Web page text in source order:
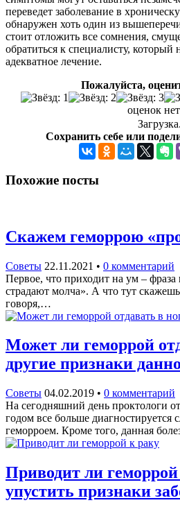
переведет заболевание в
обнаружен хоть один из
стоит отложить все сомнения,
обратиться к специалисту, который
адекватное лечение.
Пожалуйста,
оценок
Сохранить себе или
Похожие посты
Скажем геморрою
Советы 22.11.2021 • 0 комментарий
Первое, что приходит на ум –
страдают молча». А что тут
говоря,…
Может ли геморрой
другие признаки
Советы 04.02.2019 • 0 комментарий
На сегодняшний день проктологи
годом все больше диагностируется
геморроем. Кроме того, данная
Приводит ли
упустить признаки